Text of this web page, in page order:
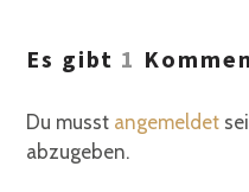
Es gibt 1
Du musst angemeldet
abzugeben.